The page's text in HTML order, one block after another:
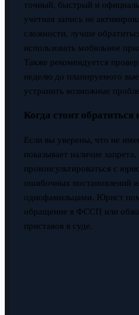
точный, быстрый и
учетная запись не
сложности, лучше
использовать мобильное
Также рекомендуется
неделю до планируемого
устранить возможные
Когда стоит обратиться
Если вы уверены, что не
показывает наличие
проконсультироваться с
ошибочных постановлений
однофамильцами. Юрист
обращение в ФССП или
приставов в суде.